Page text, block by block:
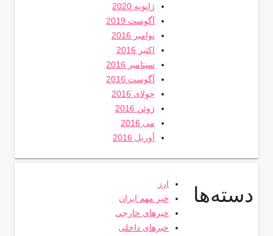
ژانویه 2020
آگوست 2019
نوامبر 2016
اکتبر 2016
سپتامبر 2016
آگوست 2016
جولای 2016
ژوئن 2016
می 2016
آوریل 2016
دسته‌ها
ارز
خبر مهم ایران
خبرهای خارجی
خبرهای داخلی